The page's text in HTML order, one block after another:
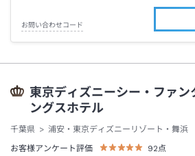
お問い合わせコード
東京ディズニーシー・ファン
ングスホテル
千葉県
浦安・東京ディズニーリゾート・舞浜
お客様アンケート評価
92点